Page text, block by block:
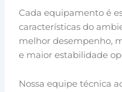
Cada equipamento é
características do
melhor desempenho,
e maior estabilidade
Nossa equipe técnica